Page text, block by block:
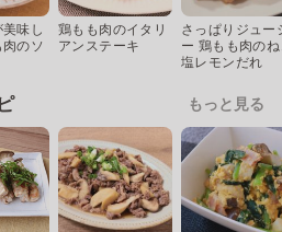
味し
のソ
鶏もも肉のイタリ
アンステーキ
さっぱりジュー
ー 鶏もも肉の
塩レモンだれ
もっと見る